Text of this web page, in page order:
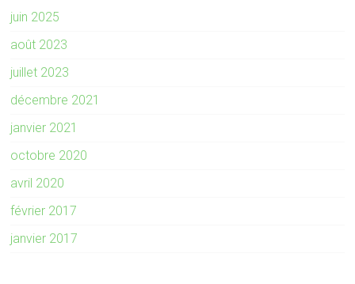
juin 2025
août 2023
juillet 2023
décembre 2021
janvier 2021
octobre 2020
avril 2020
février 2017
janvier 2017